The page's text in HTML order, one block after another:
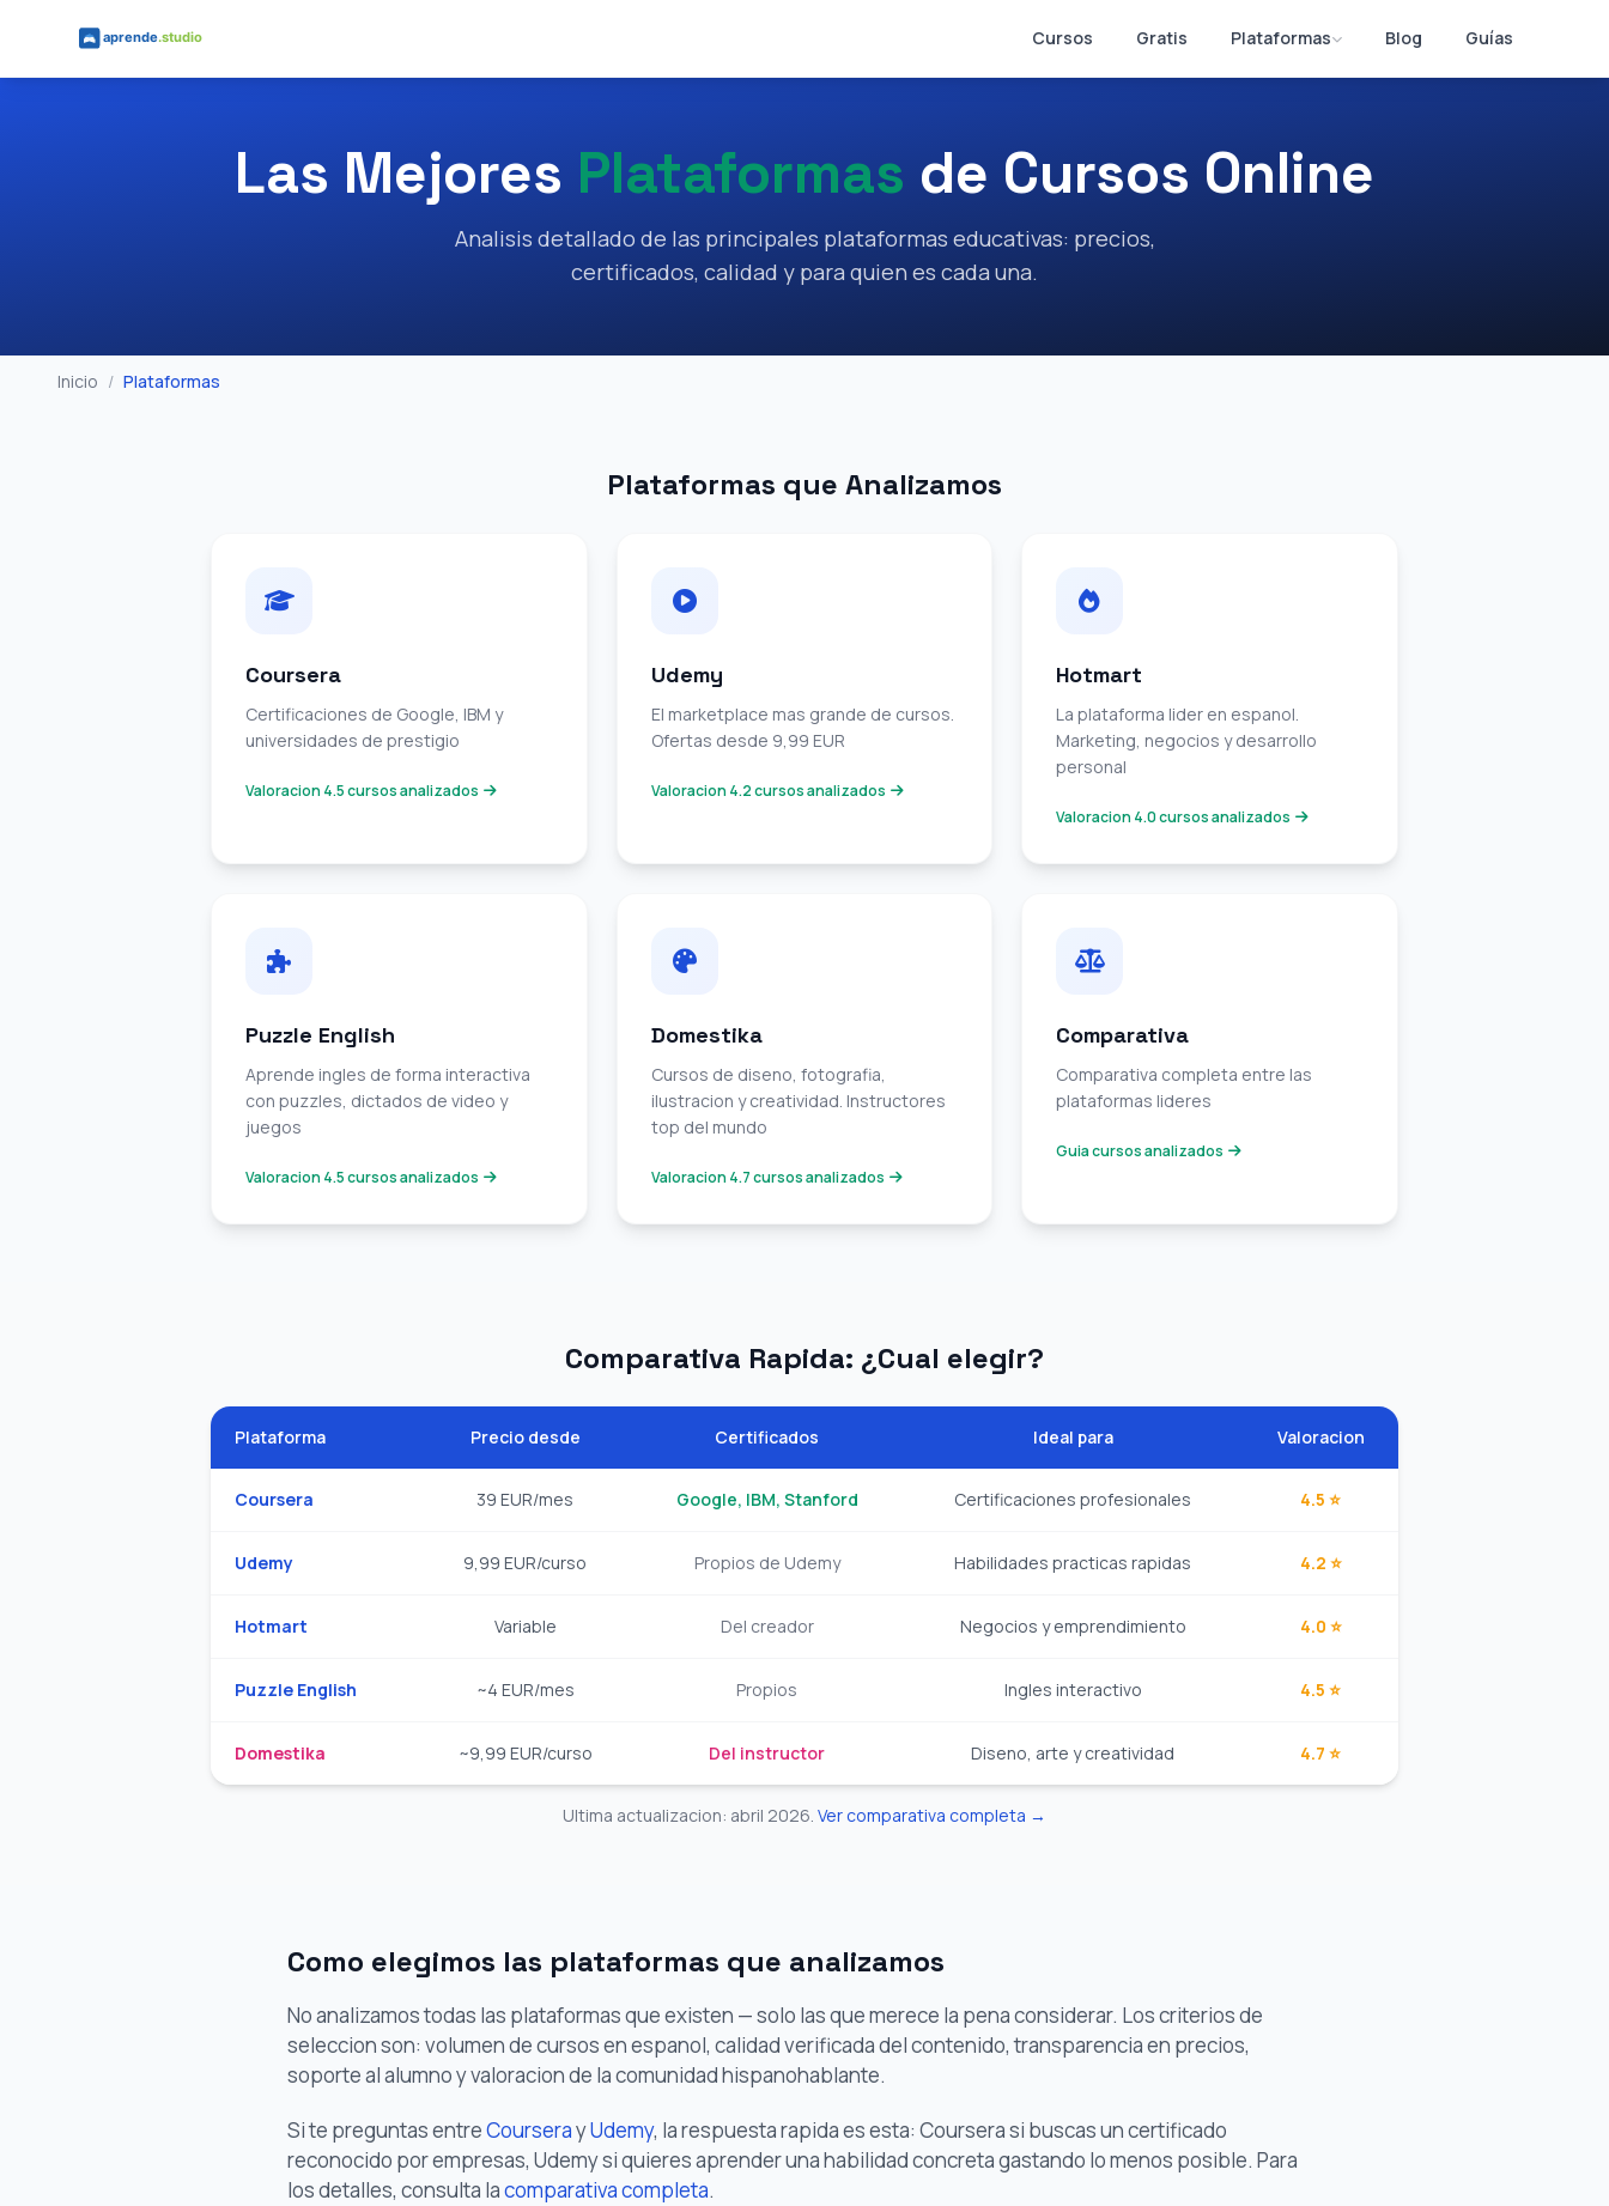
Cursos Gratis Plataformas Blog Guías
Las Mejores Plataformas de Cursos Online
Analisis detallado de las principales plataformas educativas: precios,
certificados, calidad y para quien es cada una.
Inicio / Plataformas
Plataformas que Analizamos
Coursera
Certificaciones de Google, IBM y
universidades de prestigio
Valoracion 4.5 cursos analizados
Udemy
El marketplace mas grande de cursos.
Ofertas desde 9,99 EUR
Valoracion 4.2 cursos analizados
Hotmart
La plataforma lider en espanol.
Marketing, negocios y desarrollo
personal
Valoracion 4.0 cursos analizados
Puzzle English
Aprende ingles de forma interactiva
con puzzles, dictados de video y
juegos
Valoracion 4.5 cursos analizados
Domestika
Cursos de diseno, fotografia,
ilustracion y creatividad. Instructores
top del mundo
Valoracion 4.7 cursos analizados
Comparativa
Comparativa completa entre las
plataformas lideres
Guia cursos analizados
Comparativa Rapida: ¿Cual elegir?
Plataforma Precio desde Certificados Ideal para Valoracion
Coursera 39 EUR/mes Google, IBM, Stanford Certificaciones profesionales 4.5 ⭐
Udemy 9,99 EUR/curso Propios de Udemy Habilidades practicas rapidas 4.2 ⭐
Hotmart Variable Del creador Negocios y emprendimiento 4.0 ⭐
Puzzle English ~4 EUR/mes Propios Ingles interactivo 4.5 ⭐
Domestika ~9,99 EUR/curso Del instructor Diseno, arte y creatividad 4.7 ⭐
Ultima actualizacion: abril 2026. Ver comparativa completa →
Como elegimos las plataformas que analizamos
No analizamos todas las plataformas que existen — solo las que merece la pena considerar. Los criterios de
seleccion son: volumen de cursos en espanol, calidad verificada del contenido, transparencia en precios,
soporte al alumno y valoracion de la comunidad hispanohablante.
Si te preguntas entreCourserayUdemy, la respuesta rapida es esta: Coursera si buscas un certificado
reconocido por empresas, Udemy si quieres aprender una habilidad concreta gastando lo menos posible. Para
los detalles, consulta lacomparativa completa.